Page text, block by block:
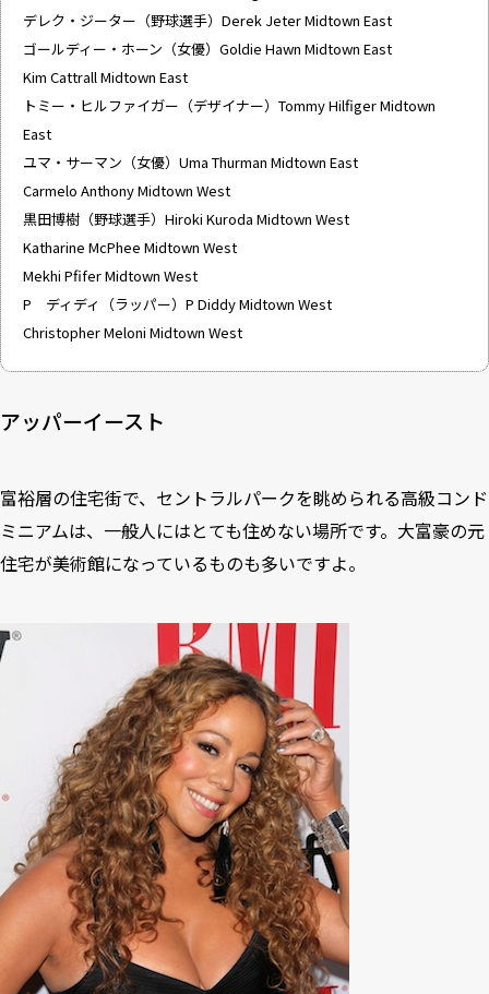
デレク・ジーター（野球選手）Derek Jeter Midtown East
ゴールディー・ホーン（女優）Goldie Hawn Midtown East
Kim Cattrall Midtown East
トミー・ヒルファイガー（デザイナー）Tommy Hilfiger Midtown
East
ユマ・サーマン（女優）Uma Thurman Midtown East
Carmelo Anthony Midtown West
黒田博樹（野球選手）Hiroki Kuroda Midtown West
Katharine McPhee Midtown West
Mekhi Pfifer Midtown West
P ディディ（ラッパー）P Diddy Midtown West
Christopher Meloni Midtown West
アッパーイースト
富裕層の住宅街で、セントラルパークを眺められる高級コンド
ミニアムは、一般人にはとても住めない場所です。大富豪の元
住宅が美術館になっているものも多いですよ。